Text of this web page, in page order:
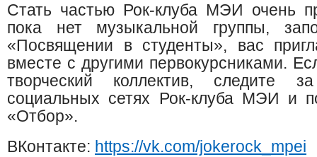
Стать частью Рок-клуба МЭИ очень
пока нет музыкальной группы,
«Посвящении в студенты», вас
вместе с другими первокурсниками.
творческий коллектив, следите
социальных сетях Рок-клуба МЭИ и
«Отбор».
ВКонтакте: https://vk.com/jokerock_mpei